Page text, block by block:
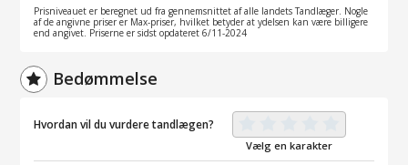
Prisniveauet er beregnet ud fra gennemsnittet af alle landets Tandlæger. Nogle
af de angivne priser er Max-priser, hvilket betyder at ydelsen kan være billigere
end angivet. Priserne er sidst opdateret 6/11-2024
Bedømmelse
Hvordan vil du vurdere tandlægen?
Vælg en karakter